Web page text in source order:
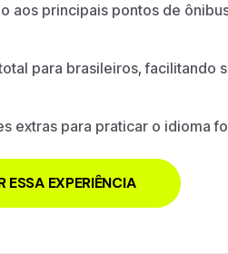
aos principais pontos de
para brasileiros, facilitando
extras para praticar o idioma
ESSA EXPERIÊNCIA